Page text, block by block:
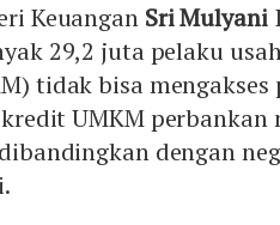
Keuangan Sri Mulyani
29,2 juta pelaku
tidak bisa
UMKM
dengan